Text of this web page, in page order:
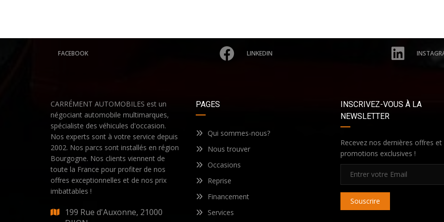
FACEBOOK LINKEDIN
CARRÉMENT AUTOMOBILES est un
négociant automobile multimarques,
spécialiste des véhicules d'occasion.
Nos experts sont à votre service depuis
2002. Nos parcs sont installés en région
Bourgogne. Nos clients viennent de
toute la France pour profiter de nos
offres exceptionnelles et de nos prix
imbattables !
199 Rue d'Auxonne, 21000
PAGES
Qui sommes-nous?
Nous trouver
Occasions
Reprise
Financement
Services
INSCRIVEZ-VOUS À LA
NEWSLETTER
Recevez nos dernières offres et
promotions exclusives !
Souscrire